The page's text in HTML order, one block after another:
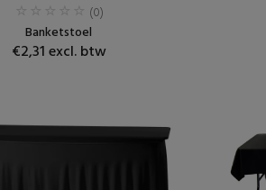
(0)
Banketstoel
€2,31 excl. btw